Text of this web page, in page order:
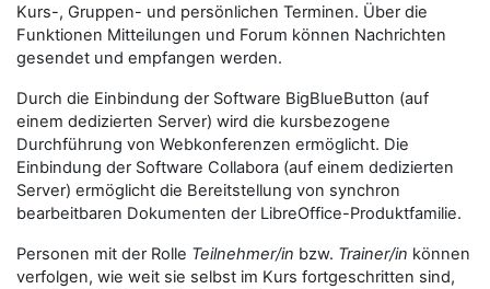
Kurs-, Gruppen- und persönlichen Terminen. Über die
Funktionen Mitteilungen und Forum können Nachrichten
gesendet und empfangen werden.
Durch die Einbindung der Software BigBlueButton (auf
einem dedizierten Server) wird die kursbezogene
Durchführung von Webkonferenzen ermöglicht. Die
Einbindung der Software Collabora (auf einem dedizierten
Server) ermöglicht die Bereitstellung von synchron
bearbeitbaren Dokumenten der LibreOffice-Produktfamilie.
Personen mit der Rolle Teilnehmer/in bzw. Trainer/in können
verfolgen, wie weit sie selbst im Kurs fortgeschritten sind,